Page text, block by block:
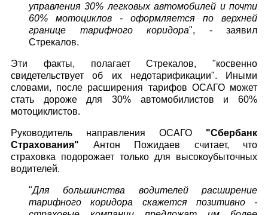
управления 30% легковых автомобилей и почти
60% мотоциклов - оформляется по верхней
границе тарифного коридора", - заявил
Стрекалов.
Эти факты, полагает Стрекалов, "косвенно
свидетельствует об их недотарификации". Иными
словами, после расширения тарифов ОСАГО может
стать дороже для 30% автомобилистов и 60%
мотоциклистов.
Руководитель направления ОСАГО "Сбербанк
Страхования" Антон Пожидаев считает, что
страховка подорожает только для высокоубыточных
водителей.
"Для большинства водителей расширение
тарифного коридора скажется позитивно -